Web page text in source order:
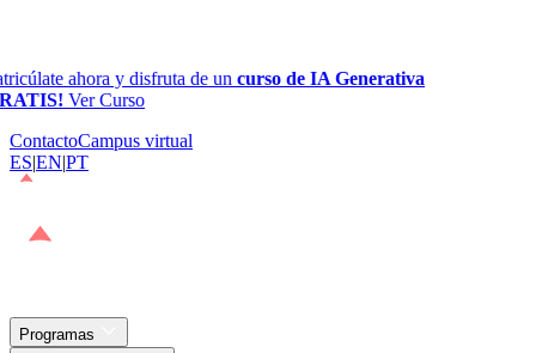
ahora y disfruta de un curso de IA Generativa
Ver Curso
ContactoCampus virtual
ES|EN|PT
Programas